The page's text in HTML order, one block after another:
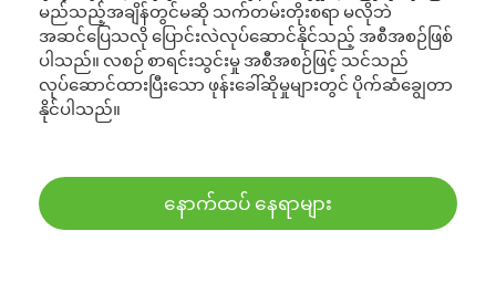
မည်သည့်အချိန်တွင်မဆို သက်တမ်းတိုးစရာ မလိုဘဲ
အဆင်ပြေသလို ပြောင်းလဲလုပ်ဆောင်နိုင်သည့် အစီအစဉ်ဖြစ်
ပါသည်။ လစဉ် စာရင်းသွင်းမှု အစီအစဉ်ဖြင့် သင်သည်
လုပ်ဆောင်ထားပြီးသော ဖုန်းခေါ်ဆိုမှုများတွင် ပိုက်ဆံချွေတာ
နိုင်ပါသည်။
နောက်ထပ် နေရာများ